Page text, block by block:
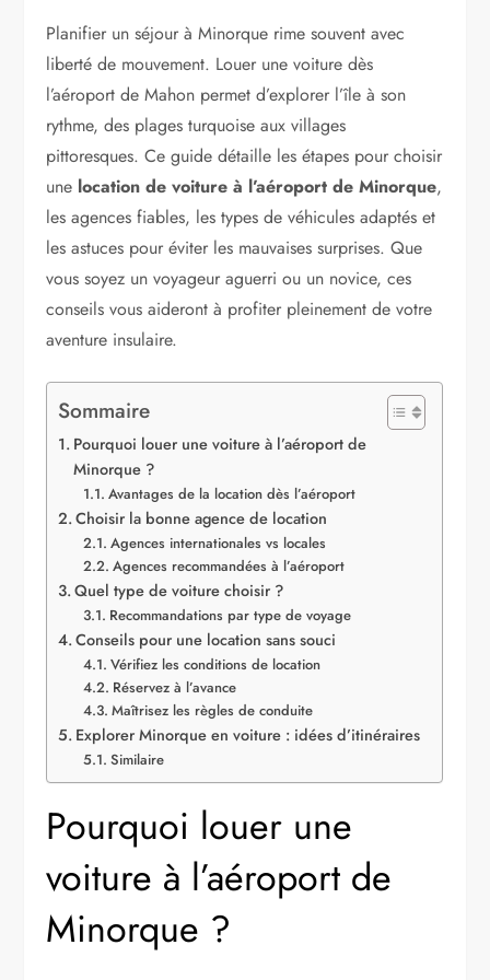
Planifier un séjour à Minorque rime souvent avec
liberté de mouvement. Louer une voiture dès
l’aéroport de Mahon permet d’explorer l’île à son
rythme, des plages turquoise aux villages
pittoresques. Ce guide détaille les étapes pour choisir
une location de voiture à l’aéroport de Minorque,
les agences fiables, les types de véhicules adaptés et
les astuces pour éviter les mauvaises surprises. Que
vous soyez un voyageur aguerri ou un novice, ces
conseils vous aideront à profiter pleinement de votre
aventure insulaire.
Sommaire
Pourquoi louer une voiture à l’aéroport de
Minorque ?
Avantages de la location dès l’aéroport
Choisir la bonne agence de location
Agences internationales vs locales
Agences recommandées à l’aéroport
Quel type de voiture choisir ?
Recommandations par type de voyage
Conseils pour une location sans souci
Vérifiez les conditions de location
Réservez à l’avance
Maîtrisez les règles de conduite
Explorer Minorque en voiture : idées d’itinéraires
Similaire
Pourquoi louer une
voiture à l’aéroport de
Minorque ?